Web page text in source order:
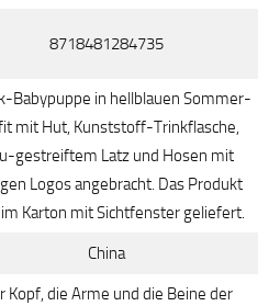
8718481284735
Babypuppe in hellblauen Sommer-
mit Hut, Kunststoff-Trinkflasche,
gestreiftem Latz und Hosen mit
Logos angebracht. Das Produkt
Karton mit Sichtfenster geliefert.
China
Kopf, die Arme und die Beine der